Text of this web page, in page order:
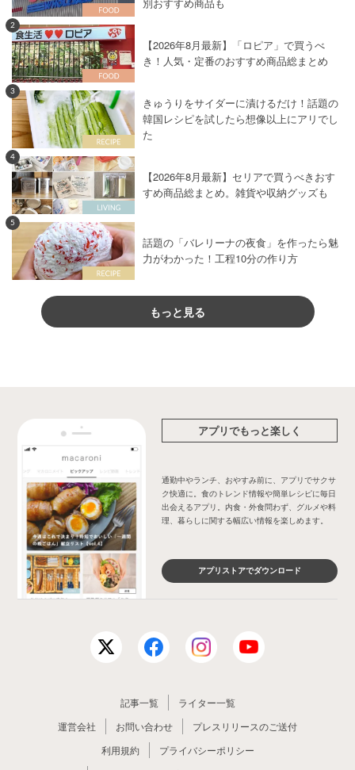
別おすすめ商品も
2
【2026年8月最新】「ロピア」で買うべ
き！人気・定番のおすすめ商品総まとめ
3
きゅうりをサイダーに漬けるだけ！話題の
韓国レシピを試したら想像以上にアリでし
た
4
【2026年8月最新】セリアで買うべきおす
すめ商品総まとめ。雑貨や収納グッズも
5
話題の「バレリーナの夜食」を作ったら魅
力がわかった！工程10分の作り方
もっと見る
アプリでもっと楽しく
通勤中やランチ、おやすみ前に、アプリでサクサ
ク快適に。食のトレンド情報や簡単レシピに毎日
出会えるアプリ。内食・外食問わず、グルメや料
理、暮らしに関する幅広い情報を楽しめます。
アプリストアでダウンロード
記事一覧
ライター一覧
運営会社
お問い合わせ
プレスリリースのご送付
利用規約
プライバシーポリシー